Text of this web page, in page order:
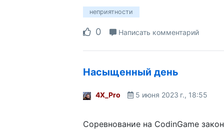
неприятности
0 Написать комментарий
Насыщенный день
4X_Pro 5 июня 2023 г., 18:55
Соревнование на CodinGame